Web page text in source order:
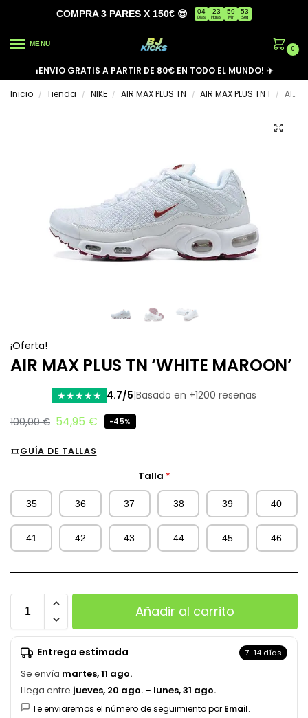
COMPRA 3 PARES X 150€ 😎 04
Días
23
Horas
59
Min
53
Seg
MENU
0
¡ENVIO GRATIS A PARTIR DE 80€ EN TODO EL MUNDO! ✈️
Inicio
/ Tienda / NIKE / AIR MAX PLUS TN / AIR MAX PLUS TN 1 / AIR MAX PLUS TN ‘WHITE MAROON’
¡Oferta!
AIR MAX PLUS TN ‘WHITE MAROON’
★★★★★ 4.7/5|Basado en +1200 reseñas
100,00€ 54,95 € -45%
GUÍA DE TALLAS
Talla *
35 36 37 38 39 40
41 42 43 44 45 46
Añadir al carrito
Entrega estimada 7–14 días
Se envía martes, 11 ago.
Llega entre jueves, 20 ago. – lunes, 31 ago.
Te enviaremos el número de seguimiento por Email.